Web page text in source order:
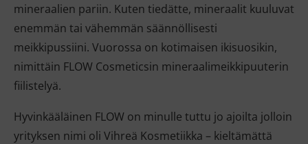
mineraalien pariin. Kuten tiedätte, mineraalit kuuluvat
enemmän tai vähemmän säännöllisesti
meikkipussiini. Vuorossa on kotimaisen ikisuosikin,
nimittäin FLOW Cosmeticsin mineraalimeikkipuuterin
fiilistelyä.
Hyvinkääläinen FLOW on minulle tuttu jo ajoilta jolloin
yrityksen nimi oli Vihreä Kosmetiikka – kieltämättä